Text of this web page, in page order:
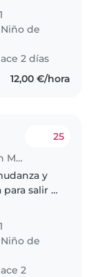
del
Niño de
2 días
12,00 €/hora
Trabajo de canguro en Málaga
25
y
para salir a
Niño de
2